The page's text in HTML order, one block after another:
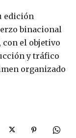
edición
binacional
con el objetivo
y tráfico
organizado